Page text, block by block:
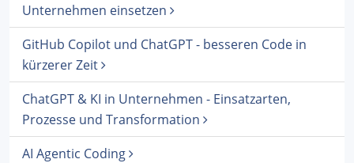
Unternehmen einsetzen
GitHub Copilot und ChatGPT - besseren Code in
kürzerer Zeit
ChatGPT & KI in Unternehmen - Einsatzarten,
Prozesse und Transformation
AI Agentic Coding